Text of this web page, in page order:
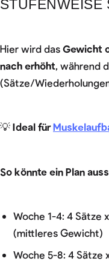
STUFENWEISE
Hier wird das Gewicht
nach erhöht, während
(Sätze/
💡 Ideal für
So könnte ein Plan
Woche 1-4: 4 Sätze
(mittleres Gewicht)
Woche 5-8: 4 Sätze